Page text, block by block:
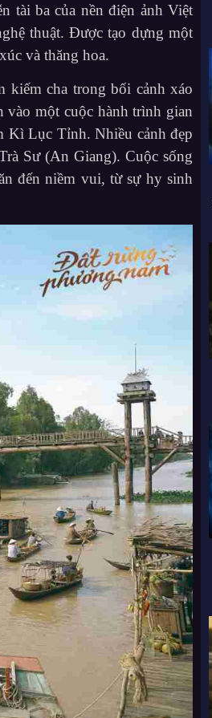
tài ba của nền điện ảnh Việt
thuật. Được tạo dựng một
và thăng hoa.
kiếm cha trong bối cảnh xáo
một cuộc hành trình gian
Kì Lục Tỉnh. Nhiều cảnh đẹp
Sư (An Giang). Cuộc sống
đến niềm vui, từ sự hy sinh